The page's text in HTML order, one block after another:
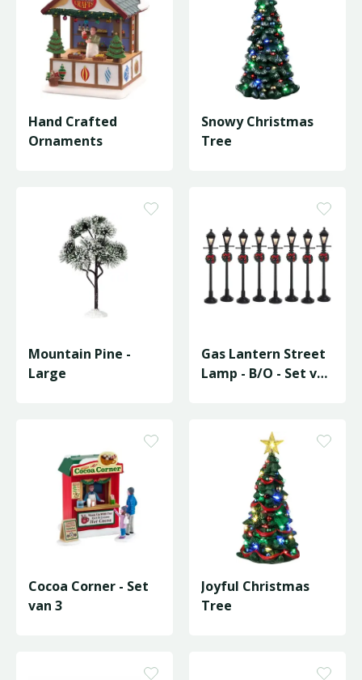
Hand Crafted
Ornaments
Snowy Christmas
Tree
Mountain Pine -
Large
Gas Lantern Street
Lamp - B/O - Set van
Cocoa Corner - Set
van 3
Joyful Christmas
Tree